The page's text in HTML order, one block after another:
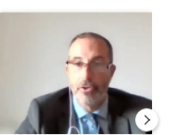
"Irán nombró al ideólogo